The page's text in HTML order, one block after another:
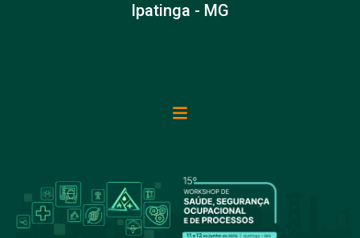
Ipatinga - MG